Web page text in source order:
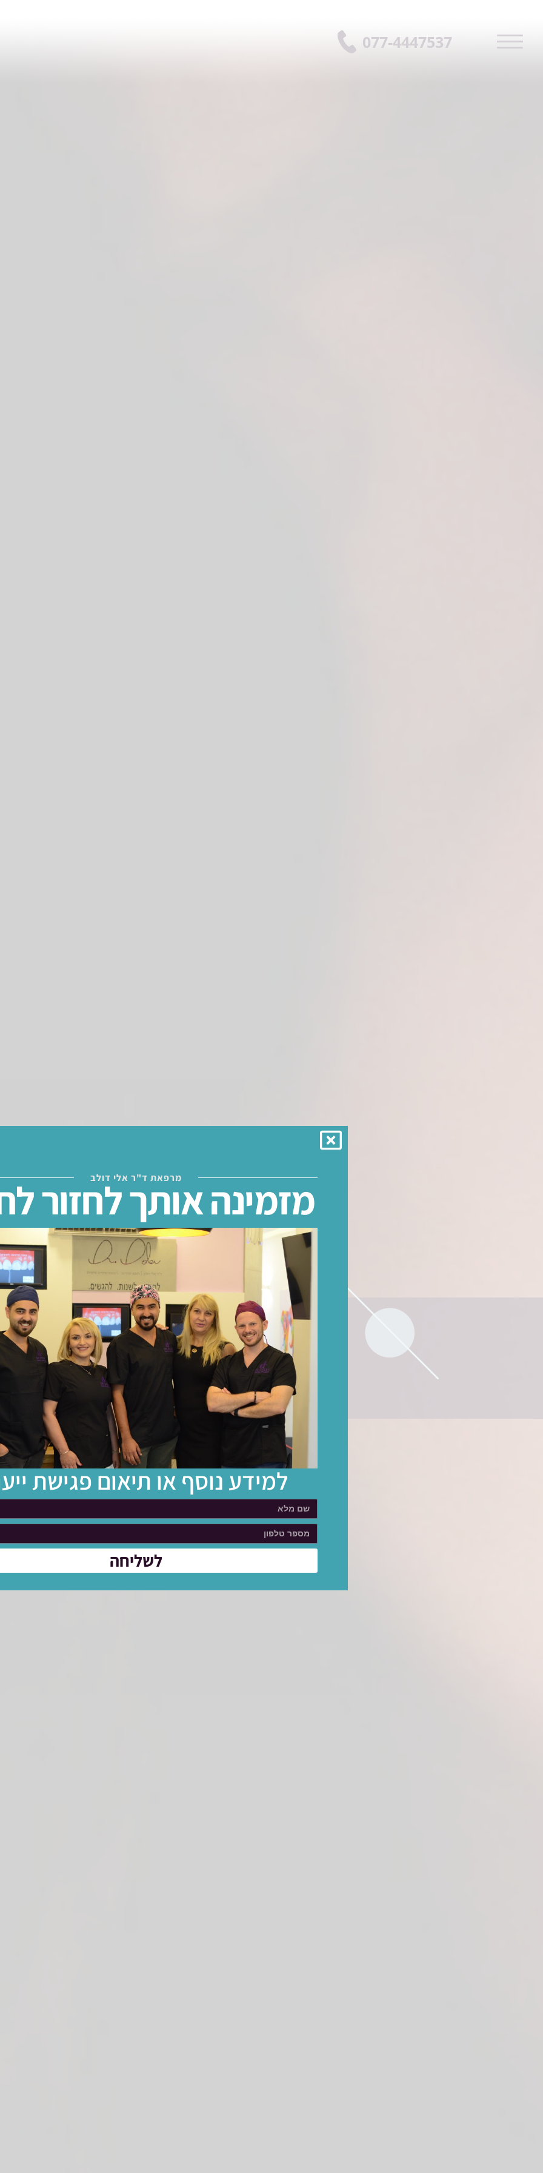
077-4447537
כאבי שיניים –
שהם עלולים
מרפאת ד"ר אלי דולב
מזמינה אותך לחזור
למידע נוסף או תיאום פגישת
לשליחה